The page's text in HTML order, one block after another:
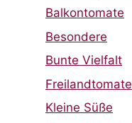
Balkontomate
Besondere
Bunte Vielfalt
Freilandtomate
Kleine Süße